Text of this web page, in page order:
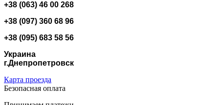
+38 (063) 46 00 268
+38 (097) 360 68 96
+38 (095) 683 58 56
Украина
г.Днепропетровск
Карта проезда
Безопасная оплата